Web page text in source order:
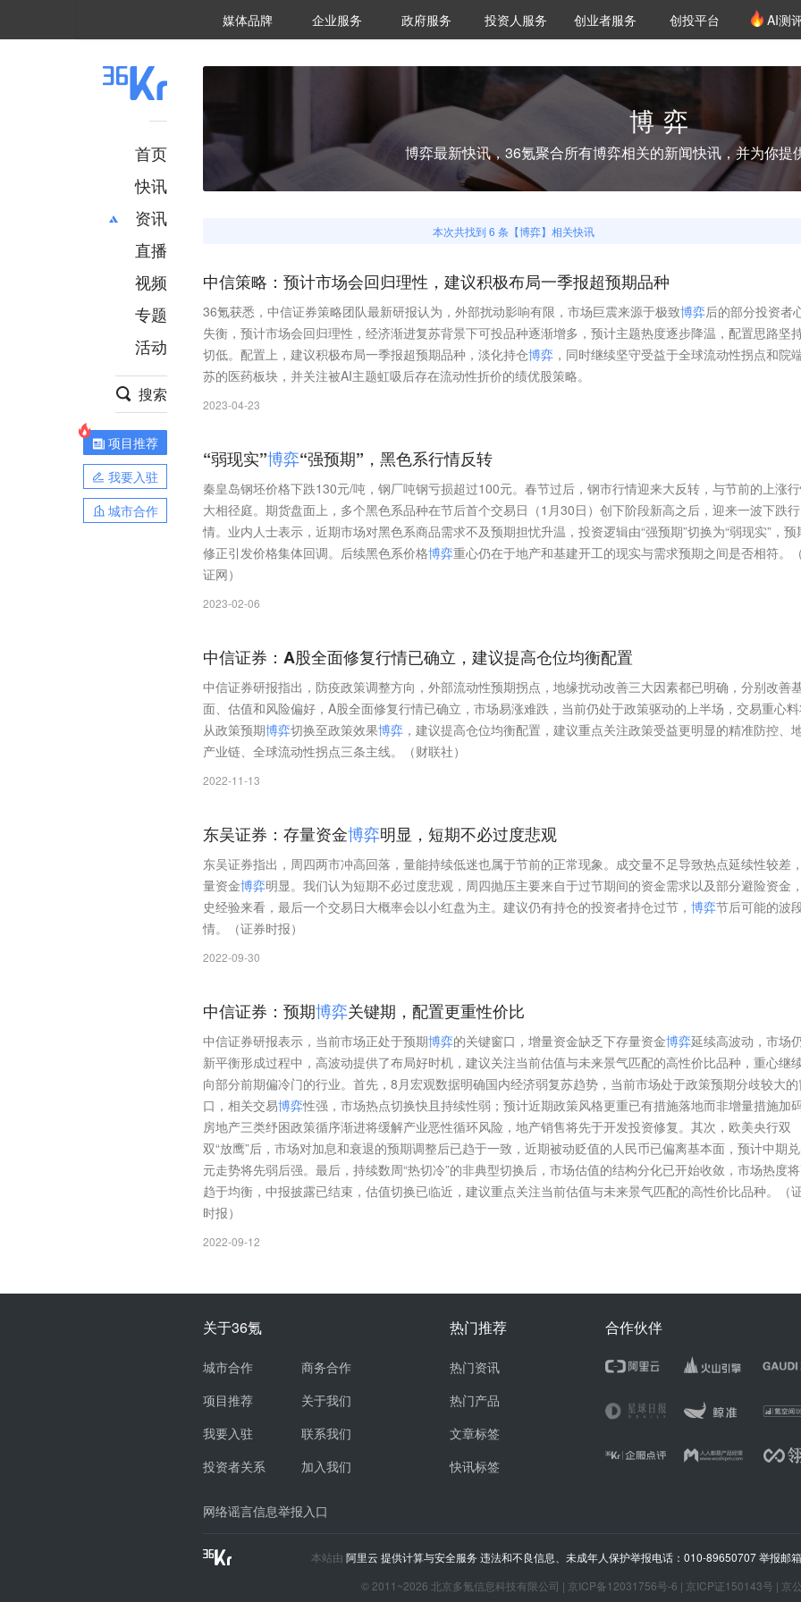
媒体品牌 36Kr研究院
企业服务 城市之窗
政府服务 VClub投资机构库
投资机构职位推介
投资人服务 创投氪堂
创业者服务 创投平台 AI测
首页
快讯
资讯
推荐
财经
项目推荐
安徽
直播
视频
专题
活动
搜索
项目推荐
我要入驻
城市合作
博弈
博弈最新快讯，36氪聚合所有博弈相关的新闻快讯，并为你提
本次共找到 6 条【博弈】相关快讯
中信策略：预计市场会回归理性，建议积极布局一季报超预期品种
36氪获悉，中信证券策略团队最新研报认为，外部扰动影响有限，市场巨震来源于极致博弈后的部分投资者
失衡，预计市场会回归理性，经济渐进复苏背景下可投品种逐渐增多，预计主题热度逐步降温，配置思路坚
切低。配置上，建议积极布局一季报超预期品种，淡化持仓博弈 ，同时继续坚守受益于全球流动性拐点和院
苏的医药板块，并关注被AI主题虹吸后存在流动性折价的绩优股策略。
2023-04-23
“弱现实”博弈“强预期”，黑色系行情反转
秦皇岛钢坯价格下跌130元/吨，钢厂吨钢亏损超过100元。春节过后，钢市行情迎来大反转，与节前的上涨
大相径庭。期货盘面上，多个黑色系品种在节后首个交易日（1月30日）创下阶段新高之后，迎来一波下跌行
情。业内人士表示，近期市场对黑色系商品需求不及预期担忧升温，投资逻辑由“强预期”切换为“弱现实”，预
修正引发价格集体回调。后续黑色系价格博弈重心仍在于地产和基建开工的现实与需求预期之间是否相符。
证网）
2023-02-06
中信证券：A股全面修复行情已确立，建议提高仓位均衡配置
中信证券研报指出，防疫政策调整方向，外部流动性预期拐点，地缘扰动改善三大因素都已明确，分别改善
面、估值和风险偏好，A股全面修复行情已确立，市场易涨难跌，当前仍处于政策驱动的上半场，交易重心
从政策预期博弈切换至政策效果博弈 ，建议提高仓位均衡配置，建议重点关注政策受益更明显的精准防控、
产业链、全球流动性拐点三条主线。（财联社）
2022-11-13
东吴证券：存量资金博弈明显，短期不必过度悲观
东吴证券指出，周四两市冲高回落，量能持续低迷也属于节前的正常现象。成交量不足导致热点延续性较差
量资金博弈明显。我们认为短期不必过度悲观，周四抛压主要来自于过节期间的资金需求以及部分避险资金
史经验来看，最后一个交易日大概率会以小红盘为主。建议仍有持仓的投资者持仓过节， 博弈节后可能的波
情。（证券时报）
2022-09-30
中信证券：预期博弈关键期，配置更重性价比
中信证券研报表示，当前市场正处于预期博弈的关键窗口，增量资金缺乏下存量资金博弈延续高波动，市场
新平衡形成过程中，高波动提供了布局好时机，建议关注当前估值与未来景气匹配的高性价比品种，重心继
向部分前期偏冷门的行业。首先，8月宏观数据明确国内经济弱复苏趋势，当前市场处于政策预期分歧较大的
口，相关交易博弈性强，市场热点切换快且持续性弱；预计近期政策风格更重已有措施落地而非增量措施加
房地产三类纾困政策循序渐进将缓解产业恶性循环风险，地产销售将先于开发投资修复。其次，欧美央行双
双“放鹰”后，市场对加息和衰退的预期调整后已趋于一致，近期被动贬值的人民币已偏离基本面，预计中期
元走势将先弱后强。最后，持续数周“热切冷”的非典型切换后，市场估值的结构分化已开始收敛，市场热度
趋于均衡，中报披露已结束，估值切换已临近，建议重点关注当前估值与未来景气匹配的高性价比品种。（
时报）
2022-09-12
关于36氪
城市合作
项目推荐
我要入驻
投资者关系
商务合作
关于我们
联系我们
加入我们
网络谣言信息举报入口
热门推荐
热门资讯
热门产品
文章标签
快讯标签
合作伙伴
本站由 阿里云 提供计算与安全服务 违法和不良信息、未成年人保护举报电话：010-89650707 举报邮
© 2011~2026 北京多氪信息科技有限公司 | 京ICP备12031756号-6 | 京ICP证150143号 | 京